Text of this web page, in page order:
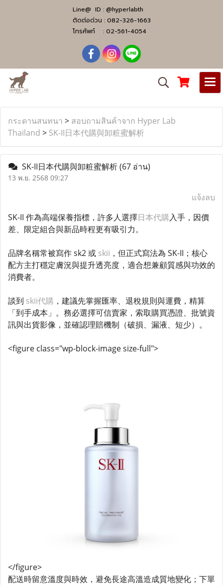
Line@ ID : @hyperlabth
ติดต่อด่วน : 082-326-1663
โทรศัพท์ : 02-561-4054
กระดานสนทนา > สอบถามสินค้าจาก Hyper Lab
Thailand > SK-II日本代購與卸粧蜜解析
SK-II日本代購與卸粧蜜解析(67 อ่าน)
13 พ.ย. 2568 09:27
แจ้งลบ
SK-II 作為高端保養指標，許多人選擇日本代購入手，因價
差、限定組合與新品時程更有吸引力。
品牌名稱常被寫作 sk2 或 skii ，但正式寫法為 SK-II；核心
配方主打穩定膚況與提升透亮度，適合想兼顧質感與功效的
消費者。
談到 skii代購 ，建議先掌握匯率、退稅規則與運費，精算
「到手成本」。務必選擇可信賣家，索取購買憑證、批號資
訊與出貨影像，並確認理賠機制（破損、漏液、短少）。
<figure class="wp-block-image size-full">
</figure>
配送時留意溫度與時效，避免長途高溫造成質地變化；下單